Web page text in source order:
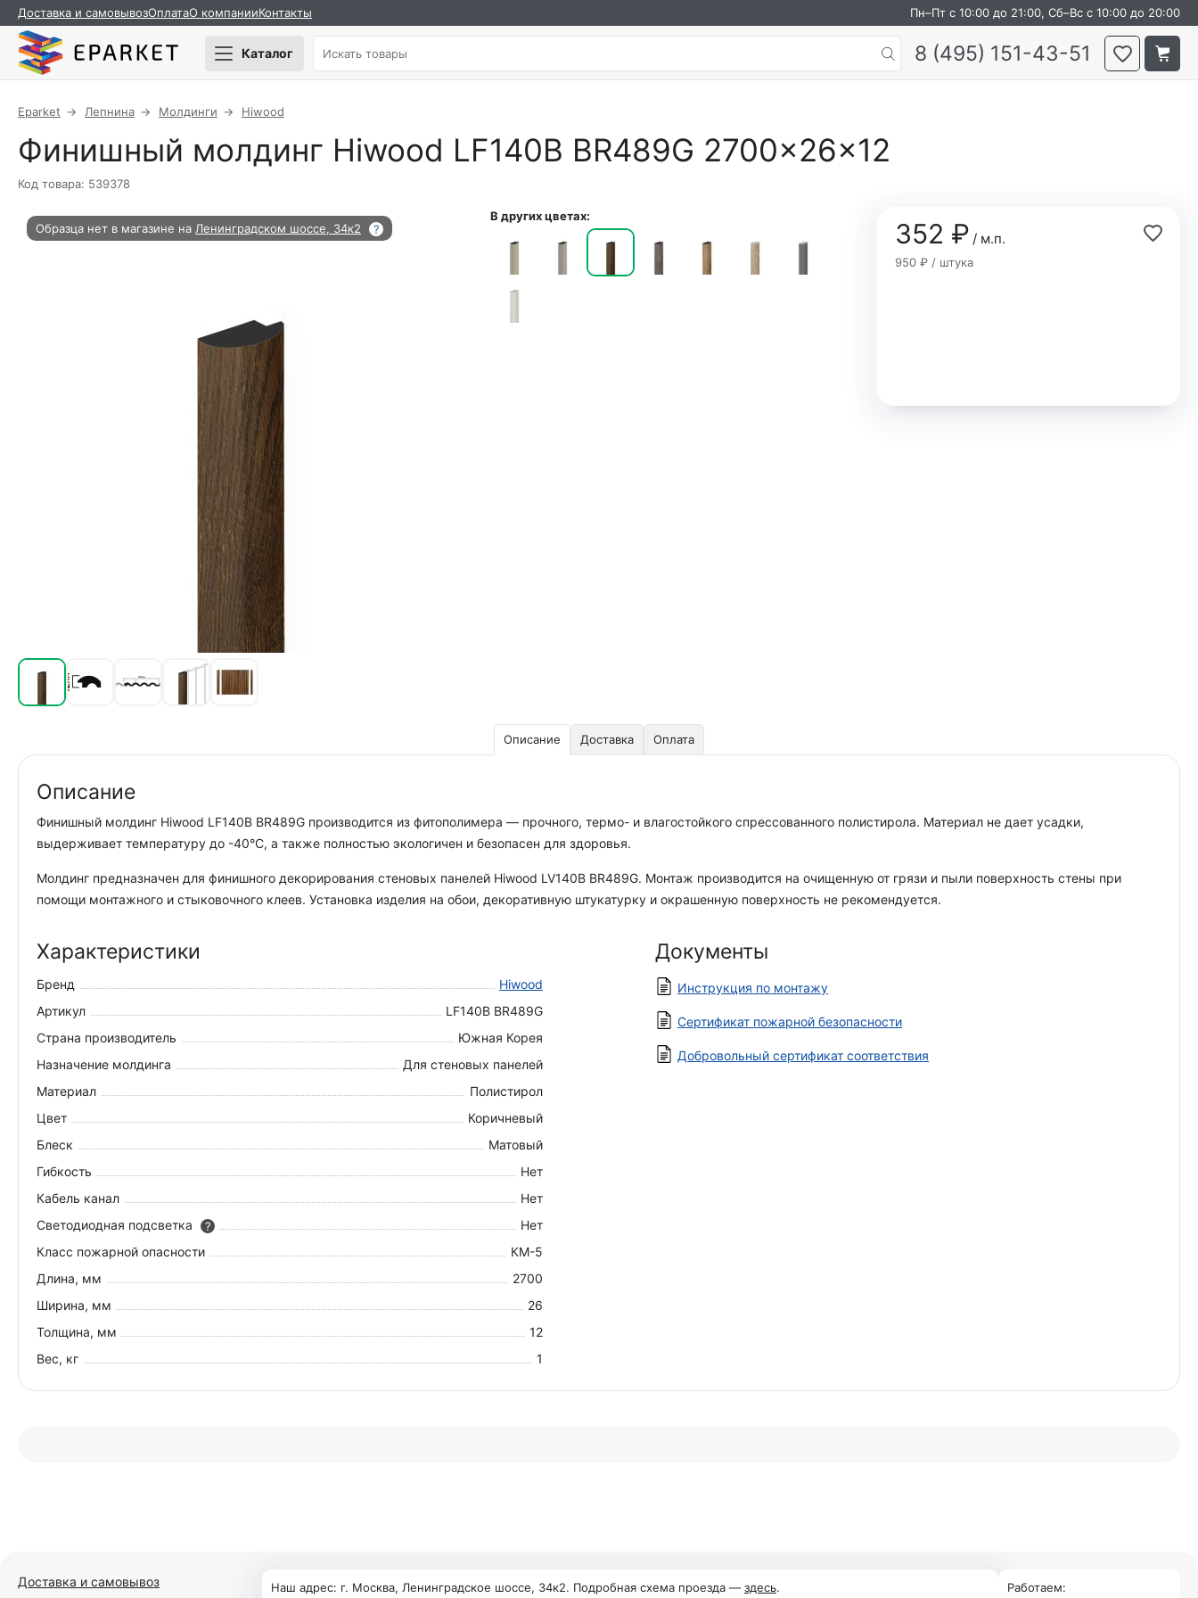
Доставка и самовывозОплатаО компанииКонтакты Пн–Пт с 10:00 до 21:00, Сб–Вс с 10:00 до 20:00
Каталог 8 (495) 151-43-51
Eparket Лепнина Молдинги Hiwood
Финишный молдинг Hiwood LF140B BR489G 2700×26×12
Код товара: 539378
Образца нет в магазине на Ленинградском шоссе, 34к2 ? 352 ₽/ м.п.
950 ₽ / штука
В других цветах:
Описание Доставка Оплата
Описание
Финишный молдинг Hiwood LF140B BR489G производится из фитополимера — прочного, термо- и влагостойкого спрессованного полистирола. Материал не дает усадки,
выдерживает температуру до -40°С, а также полностью экологичен и безопасен для здоровья.
Молдинг предназначен для финишного декорирования стеновых панелей Hiwood LV140B BR489G. Монтаж производится на очищенную от грязи и пыли поверхность стены при
помощи монтажного и стыковочного клеев. Установка изделия на обои, декоративную штукатурку и окрашенную поверхность не рекомендуется.
Характеристики
Бренд
Hiwood
Артикул
LF140B BR489G
Страна производитель
Южная Корея
Назначение молдинга
Для стеновых панелей
Материал
Полистирол
Цвет
Коричневый
Блеск
Матовый
Гибкость
Нет
Кабель канал
Нет
Светодиодная подсветка
?
Нет
Класс пожарной опасности
КМ-5
Длина, мм
2700
Ширина, мм
26
Толщина, мм
12
Вес, кг
1
Документы
Инструкция по монтажу
Сертификат пожарной безопасности
Добровольный сертификат соответствия
Доставка и самовывоз Наш адрес: г. Москва, Ленинградское шоссе, 34к2. Подробная схема проезда — здесь. Работаем: